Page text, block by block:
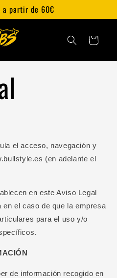
a partir de 60€
Carrito
el acceso, navegación y
(en adelante el
en este Aviso Legal
el caso de que la empresa
para el uso y/o
de información recogido en